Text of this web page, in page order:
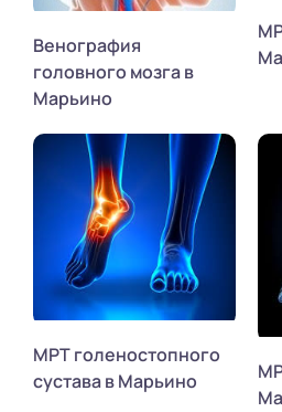
Венография
головного мозга в
Марьино
МРТ голеностопного
сустава в Марьино